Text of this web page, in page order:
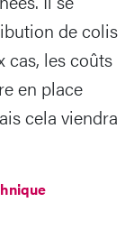
de colis
cas, les coûts
en place
cela viendra